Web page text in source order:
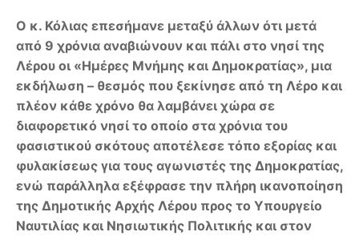
Ο κ. Κόλιας επεσήμανε μεταξύ άλλων ότι μετά
από 9 χρόνια αναβιώνουν και πάλι στο νησί της
Λέρου οι «Ημέρες Μνήμης και Δημοκρατίας», μια
εκδήλωση – θεσμός που ξεκίνησε από τη Λέρο και
πλέον κάθε χρόνο θα λαμβάνει χώρα σε
διαφορετικό νησί το οποίο στα χρόνια του
φασιστικού σκότους αποτέλεσε τόπο εξορίας και
φυλακίσεως για τους αγωνιστές της Δημοκρατίας,
ενώ παράλληλα εξέφρασε την πλήρη ικανοποίηση
της Δημοτικής Αρχής Λέρου προς το Υπουργείο
Ναυτιλίας και Νησιωτικής Πολιτικής και στον